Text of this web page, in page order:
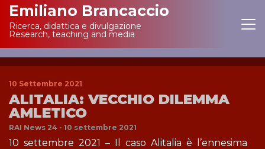
Main Navigation
Emiliano Brancaccio
Ricerca, didattica e divulgazione
Research, teaching and media
10 Settembre 2021
ALITALIA: VECCHIO DILEMMA
AMLETICO
RAI News 24 - 10 settembre 2021
10 settembre 2021 – Il caso Alitalia è l’ennesima